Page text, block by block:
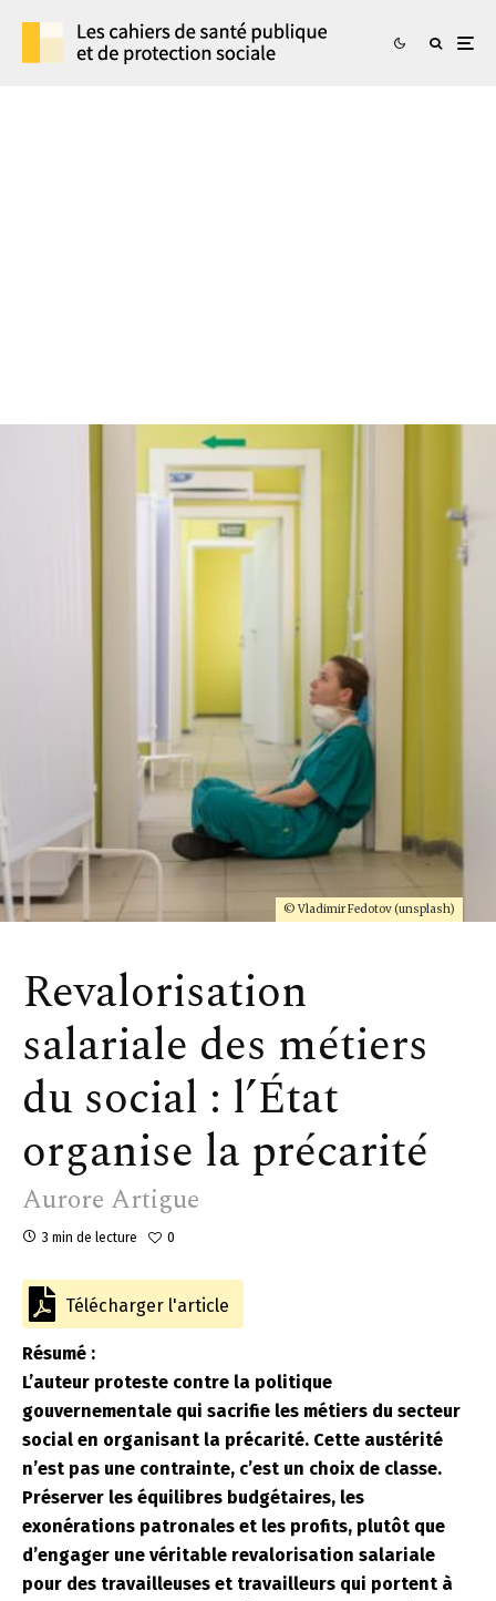
© Vladimir Fedotov (unsplash)
Revalorisation
salariale des métiers
du social : l’État
organise la précarité
Aurore Artigue
3 min de lecture 0
Télécharger l'article
Résumé :
L’auteur proteste contre la politique
gouvernementale qui sacrifie les métiers du secteur
social en organisant la précarité. Cette austérité
n’est pas une contrainte, c’est un choix de classe.
Préserver les équilibres budgétaires, les
exonérations patronales et les profits, plutôt que
d’engager une véritable revalorisation salariale
pour des travailleuses et travailleurs qui portent à